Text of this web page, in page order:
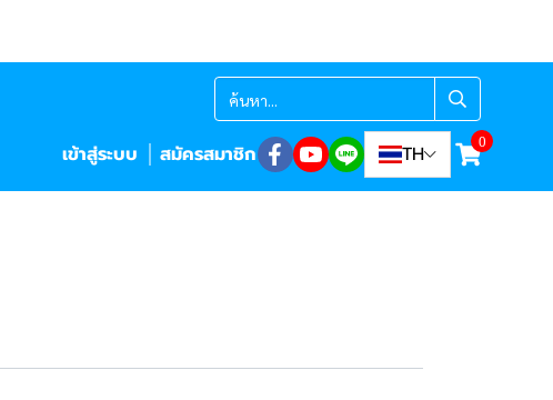
เข้าสู่ระบบ สมัครสมาชิก TH 0